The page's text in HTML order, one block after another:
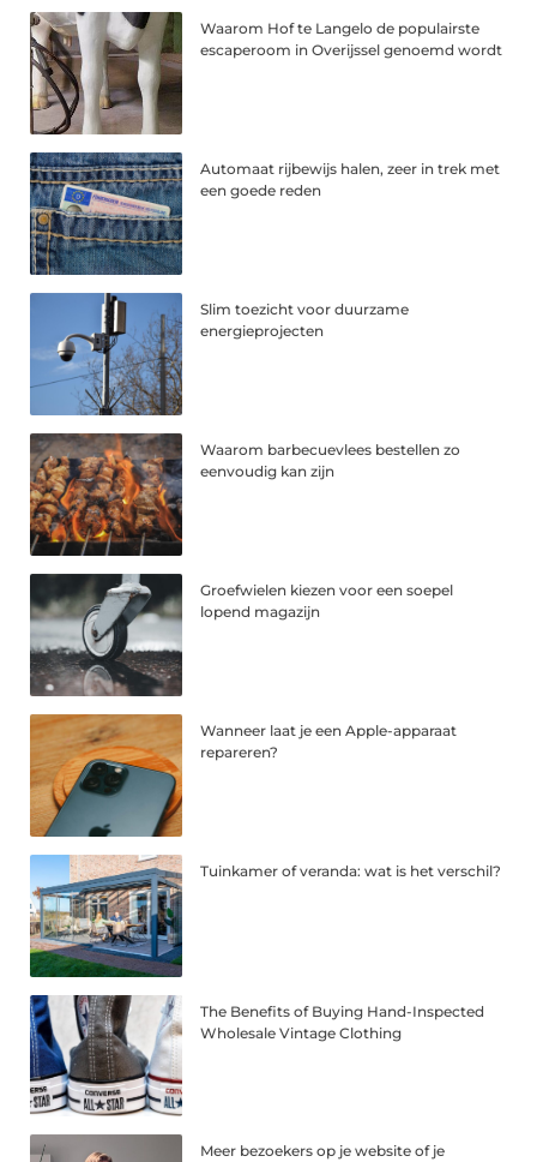
Waarom Hof te Langelo de populairste
escaperoom in Overijssel genoemd wordt
Automaat rijbewijs halen, zeer in trek met
een goede reden
Slim toezicht voor duurzame
energieprojecten
Waarom barbecuevlees bestellen zo
eenvoudig kan zijn
Groefwielen kiezen voor een soepel
lopend magazijn
Wanneer laat je een Apple-apparaat
repareren?
Tuinkamer of veranda: wat is het verschil?
The Benefits of Buying Hand-Inspected
Wholesale Vintage Clothing
Meer bezoekers op je website of je